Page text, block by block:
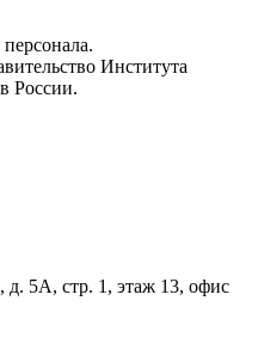
Института
России.
д. 5А, стр. 1, этаж 13, офис